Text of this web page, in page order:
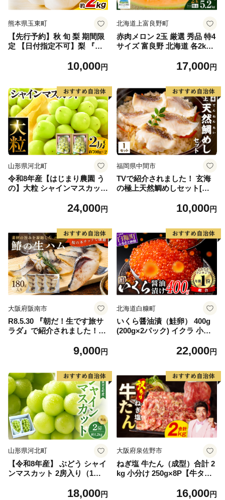
熊本県玉東町
【先行予約】秋 旬 梨 期間限
定 【日付指定不可】梨 『松
ぷり 約2kg 5-7玉前後 《7月
田農園』なし 果物 スイーツ
フルーツ デザート スムージ
ー SDG`s
10,000円
北海道上富良野町
赤肉メロン 2玉 厳選 秀品 特4
サイズ 富良野 北海道 各2kg
富良野 メロン めろん 果物 く
17,000円
山形県河北町
令和8年産【はじまり農園 う
の】大粒 シャインマスカット
河北町産 【河北町観光物産協
24,000円
福岡県中間市
TVで紹介されました！ 玄海
の極上天然鯛めしセット[鯛
だし]【010-0001】10,000円
大阪府阪南市
R8.5.30 『朝だ！生です旅サ
ラダ』で紹介されました！朝
生ハム ×3パック（1パックあ
9,000円
北海道白糠町
いくら醤油漬（鮭卵） 400g
(200g×2パック) イクラ 小分
くら醤油漬け 鮭 鮭卵 ikura
大好評品 北海道 白糠町
22,000円
山形県河北町
【令和8年産】 ぶどう シャイ
ンマスカット 2房入り（1房6
産【山形eLab】 ka074-023-r
18,000円
大阪府泉佐野市
ねぎ塩 牛たん（成型）合計 2
kg 小分け 250g×8P【牛タン
16,000円